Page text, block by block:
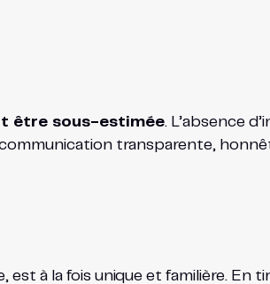
être sous-estimée. L’absence
transparente,
à la fois unique et familière. En